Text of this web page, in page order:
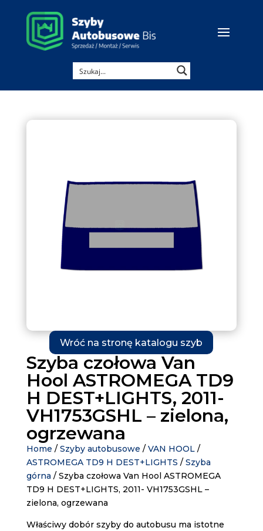
Wróć na stronę katalogu szyb
Szyba czołowa Van
Hool ASTROMEGA TD9
H DEST+LIGHTS, 2011-
VH1753GSHL – zielona,
ogrzewana
Home / Szyby autobusowe / VAN HOOL/
ASTROMEGA TD9 H DEST+LIGHTS / Szyba
górna / Szyba czołowa Van Hool ASTROMEGA
TD9 H DEST+LIGHTS, 2011- VH1753GSHL –
zielona, ogrzewana
Właściwy dobór szyby do autobusu ma istotne